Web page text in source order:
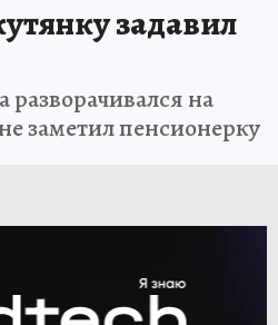
задавил
разворачивался на
заметил пенсионерку